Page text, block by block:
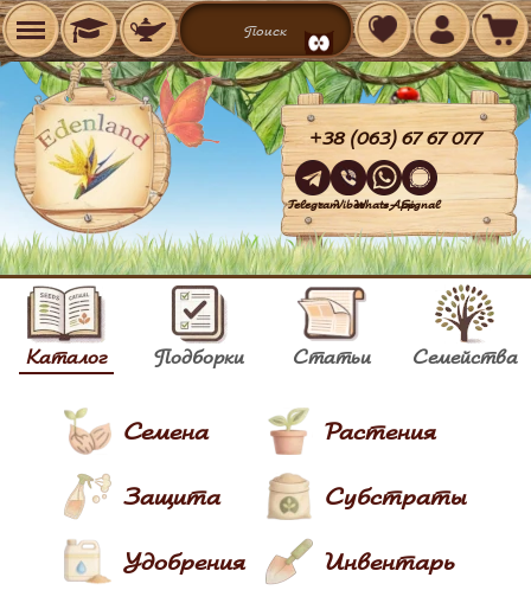
TelegramViberWhatsAppSignal
+38 (063) 67 67 077
Каталог Подборки Статьи Семейства
Семена Растения
Защита Субстраты
Удобрения Инвентарь